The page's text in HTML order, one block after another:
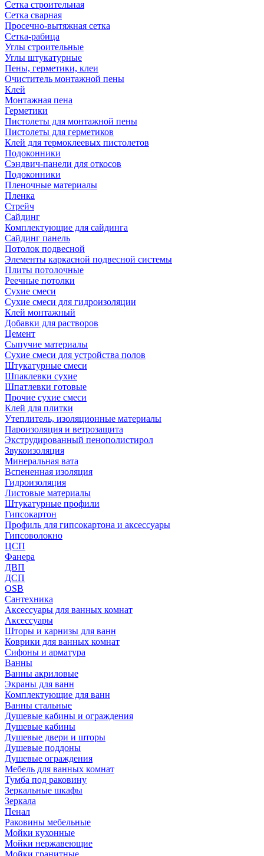
Сетка строительная
Сетка сварная
Просечно-вытяжная сетка
Сетка-рабица
Углы строительные
Углы штукатурные
Пены, герметики, клеи
Очиститель монтажной пены
Клей
Монтажная пена
Герметики
Пистолеты для монтажной пены
Пистолеты для герметиков
Клей для термоклеевых пистолетов
Подоконники
Сэндвич-панели для откосов
Подоконники
Пленочные материалы
Пленка
Стрейч
Сайдинг
Комплектующие для сайдинга
Сайдинг панель
Потолок подвесной
Элементы каркасной подвесной системы
Плиты потолочные
Реечные потолки
Сухие смеси
Сухие смеси для гидроизоляции
Клей монтажный
Добавки для растворов
Цемент
Сыпучие материалы
Сухие смеси для устройства полов
Штукатурные смеси
Шпаклевки сухие
Шпатлевки готовые
Прочие сухие смеси
Клей для плитки
Утеплитель, изоляционные материалы
Пароизоляция и ветрозащита
Экструдированный пенополистирол
Звукоизоляция
Минеральная вата
Вспененная изоляция
Гидроизоляция
Листовые материалы
Штукатурные профили
Гипсокартон
Профиль для гипсокартона и аксессуары
Гипсоволокно
ЦСП
Фанера
ДВП
ДСП
OSB
Сантехника
Аксессуары для ванных комнат
Аксессуары
Шторы и карнизы для ванн
Коврики для ванных комнат
Сифоны и арматура
Ванны
Ванны акриловые
Экраны для ванн
Комплектующие для ванн
Ванны стальные
Душевые кабины и ограждения
Душевые кабины
Душевые двери и шторы
Душевые поддоны
Душевые ограждения
Мебель для ванных комнат
Тумба под раковину
Зеркальные шкафы
Зеркала
Пенал
Раковины мебельные
Мойки кухонные
Мойки нержавеющие
Мойки гранитные